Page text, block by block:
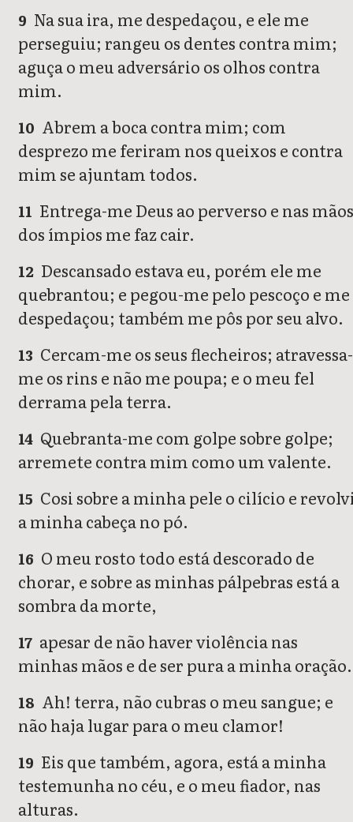
9 Na sua ira, me despedaçou, e ele me
perseguiu; rangeu os dentes contra mim;
aguça o meu adversário os olhos contra
mim.
10 Abrem a boca contra mim; com
desprezo me feriram nos queixos e contra
mim se ajuntam todos.
11 Entrega-me Deus ao perverso e nas
dos ímpios me faz cair.
12 Descansado estava eu, porém ele me
quebrantou; e pegou-me pelo pescoço e me
despedaçou; também me pôs por seu alvo.
13 Cercam-me os seus flecheiros; atravessa-
me os rins e não me poupa; e o meu fel
derrama pela terra.
14 Quebranta-me com golpe sobre golpe;
arremete contra mim como um valente.
15 Cosi sobre a minha pele o cilício e
a minha cabeça no pó.
16 O meu rosto todo está descorado de
chorar, e sobre as minhas pálpebras está a
sombra da morte,
17 apesar de não haver violência nas
minhas mãos e de ser pura a minha oração.
18 Ah! terra, não cubras o meu sangue; e
não haja lugar para o meu clamor!
19 Eis que também, agora, está a minha
testemunha no céu, e o meu fiador, nas
alturas.